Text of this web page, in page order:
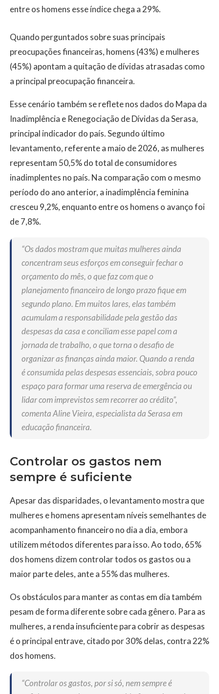
entre os homens esse índice chega a 29%.
Quando perguntados sobre suas principais
preocupações financeiras, homens (43%) e mulheres
(45%) apontam a quitação de dívidas atrasadas como
a principal preocupação financeira.
Esse cenário também se reflete nos dados do Mapa da
Inadimplência e Renegociação de Dívidas da Serasa,
principal indicador do país. Segundo último
levantamento, referente a maio de 2026, as mulheres
representam 50,5% do total de consumidores
inadimplentes no país. Na comparação com o mesmo
período do ano anterior, a inadimplência feminina
cresceu 9,2%, enquanto entre os homens o avanço foi
de 7,8%.
“Os dados mostram que muitas mulheres ainda
concentram seus esforços em conseguir fechar o
orçamento do mês, o que faz com que o
planejamento financeiro de longo prazo fique em
segundo plano. Em muitos lares, elas também
acumulam a responsabilidade pela gestão das
despesas da casa e conciliam esse papel com a
jornada de trabalho, o que torna o desafio de
organizar as finanças ainda maior. Quando a renda
é consumida pelas despesas essenciais, sobra pouco
espaço para formar uma reserva de emergência ou
lidar com imprevistos sem recorrer ao crédito”,
comenta Aline Vieira, especialista da Serasa em
educação financeira.
Controlar os gastos nem
sempre é suficiente
Apesar das disparidades, o levantamento mostra que
mulheres e homens apresentam níveis semelhantes de
acompanhamento financeiro no dia a dia, embora
utilizem métodos diferentes para isso. Ao todo, 65%
dos homens dizem controlar todos os gastos ou a
maior parte deles, ante a 55% das mulheres.
Os obstáculos para manter as contas em dia também
pesam de forma diferente sobre cada gênero. Para as
mulheres, a renda insuficiente para cobrir as despesas
é o principal entrave, citado por 30% delas, contra 22%
dos homens.
“Controlar os gastos, por si só, nem sempre é